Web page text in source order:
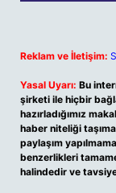
Reklam ve İletişim:
Yasal Uyarı: Bu
şirketi ile hiçbir
hazırladığımız
haber niteliği
paylaşım
benzerlikleri
halindedir ve